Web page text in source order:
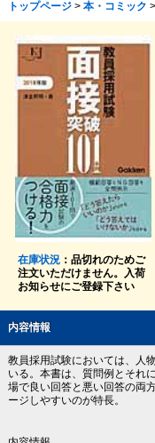
トップページ> 本・コミック >
在庫状況：品切れのためご
注文いただけません。入荷
お知らせにご登録下さい
内容情報
教員採用試験においては、人
いる。本書は、質問例とそれ
場で良い回答と悪い回答の両
ージしやすいのが特長。